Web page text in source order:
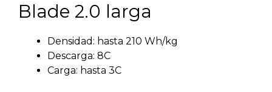
Blade 2.0 larga
Densidad: hasta 210 Wh/kg
Descarga: 8C
Carga: hasta 3C